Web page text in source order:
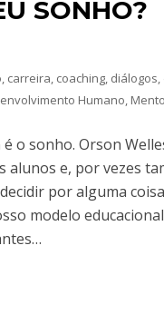
SONHO?
, carreira, coaching, diálogos,
Humano,
é o sonho. Orson
e, por vezes
por alguma
modelo